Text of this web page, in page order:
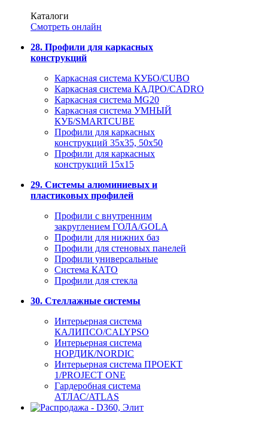
Каталоги
Смотреть онлайн
28. Профили для каркасных
конструкций
Каркасная система КУБО/CUBO
Каркасная система КАДРО/CADRO
Каркасная система MG20
Каркасная система УМНЫЙ
КУБ/SMARTCUBE
Профили для каркасных
конструкций 35x35, 50x50
Профили для каркасных
конструкций 15х15
29. Системы алюминиевых и
пластиковых профилей
Профили с внутренним
закруглением ГОЛА/GOLA
Профили для нижних баз
Профили для стеновых панелей
Профили универсальные
Система КАТО
Профили для стекла
30. Стеллажные системы
Интерьерная система
КАЛИПСО/CALYPSO
Интерьерная система
НОРДИК/NORDIC
Интерьерная система ПРОЕКТ
1/PROJECT ONE
Гардеробная система
АТЛАС/ATLAS